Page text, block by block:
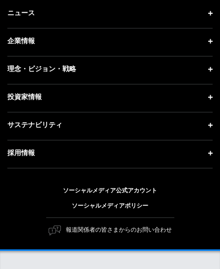
ニュース
ニュース トップ
プレスリリース
更新情報
企業情報
企業情報 トップ
社長メッセージ
事業紹介
理念・ビジョン・戦略
理念・ビジョン・戦略 トップ
成長戦略「Activate AI for Society」
人材戦略
投資家情報
投資家情報 トップ
経営方針
サステナビリティ
サステナビリティ トップ
トップメッセージ
ESG方針・体制
マテリアリティ（重要課題）
ESGの主な取り組み
採用情報
キャリア採用
障がい者採用
ソーシャルメディア公式アカウント
ソーシャルメディアポリシー
報道関係者の皆さまからのお問い合わせ